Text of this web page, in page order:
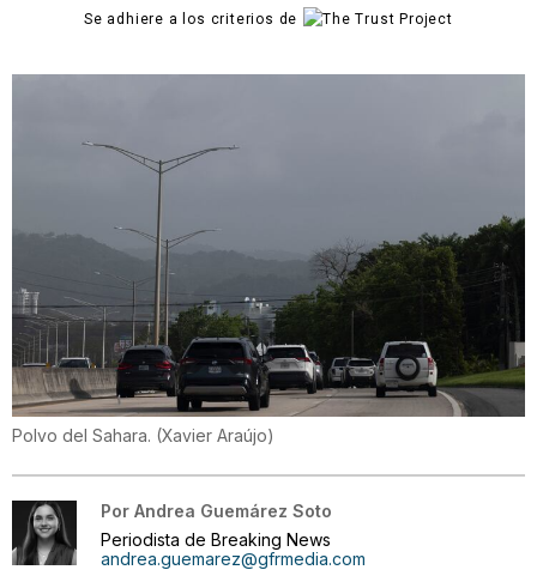
Se adhiere a los criterios de
Polvo del Sahara. (Xavier Araújo)
Por Andrea Guemárez Soto
Periodista de Breaking News
andrea.guemarez@gfrmedia.com